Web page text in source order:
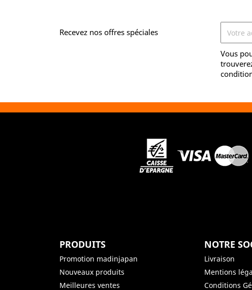
Recevez nos offres spéciales
Vous
PRODUITS
Promotion madinjapan
Nouveaux produits
Meilleures ventes
NOTRE
Livraison
Mentions
Conditions